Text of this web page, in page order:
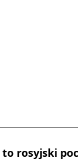
rosyjski